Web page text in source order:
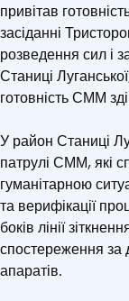
привітав
засіданні
розведення сил і
Станиці
готовність СММ
У район Станиці
патрулі СММ, які
гуманітарною
та верифікації
боків лінії
спостереження за
апаратів.